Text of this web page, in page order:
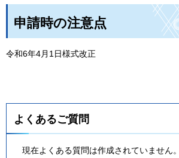
申請時の注意点
令和6年4月1日様式改正
よくあるご質問
現在よくある質問は作成されていません。